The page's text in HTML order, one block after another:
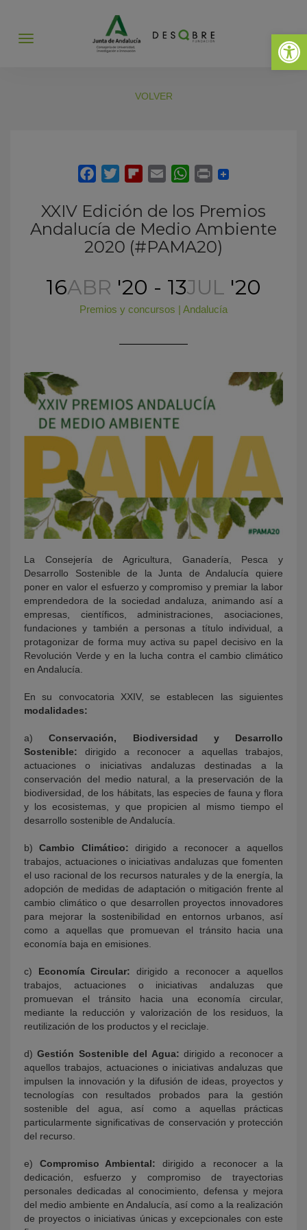
Abrir
Abrir
VOLVER
XXIV Edición de los Premios
Andalucía de Medio Ambiente
2020 (#PAMA20)
16ABR '20 - 13JUL '20
Premios y concursos | Andalucía
La Consejería de Agricultura, Ganadería, Pesca y
Desarrollo Sostenible de la Junta de Andalucía quiere
poner en valor el esfuerzo y compromiso y premiar la labor
emprendedora de la sociedad andaluza, animando así a
empresas, científicos, administraciones, asociaciones,
fundaciones y también a personas a título individual, a
protagonizar de forma muy activa su papel decisivo en la
Revolución Verde y en la lucha contra el cambio climático
en Andalucía.
En su convocatoria XXIV, se establecen las siguientes
modalidades:
a)Conservación, Biodiversidad y Desarrollo
Sostenible: dirigido a reconocer a aquellas trabajos,
actuaciones o iniciativas andaluzas destinadas a la
conservación del medio natural, a la preservación de la
biodiversidad, de los hábitats, las especies de fauna y flora
y los ecosistemas, y que propicien al mismo tiempo el
desarrollo sostenible de Andalucía.
b)Cambio Climático: dirigido a reconocer a aquellos
trabajos, actuaciones o iniciativas andaluzas que fomenten
el uso racional de los recursos naturales y de la energía, la
adopción de medidas de adaptación o mitigación frente al
cambio climático o que desarrollen proyectos innovadores
para mejorar la sostenibilidad en entornos urbanos, así
como a aquellas que promuevan el tránsito hacia una
economía baja en emisiones.
c) Economía Circular:dirigido a reconocer a aquellos
trabajos, actuaciones o iniciativas andaluzas que
promuevan el tránsito hacia una economía circular,
mediante la reducción y valorización de los residuos, la
reutilización de los productos y el reciclaje.
d)Gestión Sostenible del Agua: dirigido a reconocer a
aquellos trabajos, actuaciones o iniciativas andaluzas que
impulsen la innovación y la difusión de ideas, proyectos y
tecnologías con resultados probados para la gestión
sostenible del agua, así como a aquellas prácticas
particularmente significativas de conservación y protección
del recurso.
e) Compromiso Ambiental:dirigido a reconocer a la
dedicación, esfuerzo y compromiso de trayectorias
personales dedicadas al conocimiento, defensa y mejora
del medio ambiente en Andalucía, así como a la realización
de proyectos o iniciativas únicas y excepcionales con este